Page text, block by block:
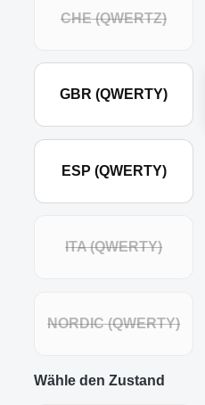
CHE (QWERTZ)
GBR (QWERTY)
ESP (QWERTY)
ITA (QWERTY)
NORDIC (QWERTY)
Wähle den Zustand